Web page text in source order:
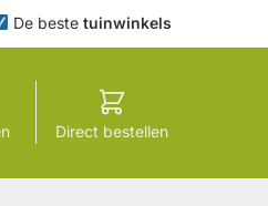
De beste tuinwinkels
Direct bestellen